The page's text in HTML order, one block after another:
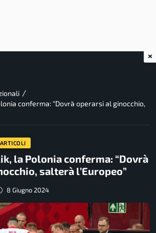
/
conferma: “Dovrà operarsi al ginocchio,
la Polonia conferma: “Dovrà
salterà l’Europeo”
8 Giugno 2024
×